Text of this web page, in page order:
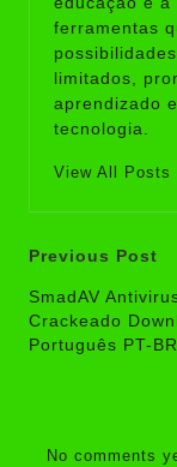
ferramentas
limitados,
aprendizado
tecnologia.
View All Posts
Post
Previous Post
SmadAV
Crackeado
Português PT-BR
No comments